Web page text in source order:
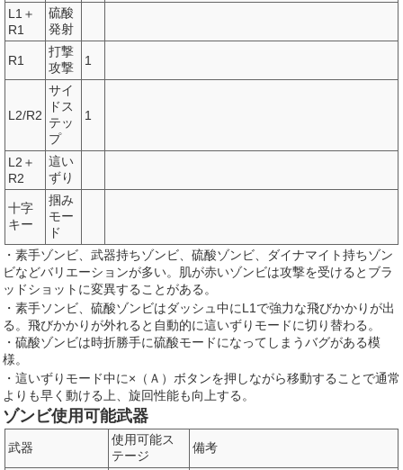
L1＋
R1
硫酸
発射
R1
打撃
攻撃
1
L2/R2
サイ
ドス
テッ
プ
1
L2＋
R2
這い
ずり
十字
キー
掴み
モー
ド
・素手ゾンビ、武器持ちゾンビ、硫酸ゾンビ、ダイナマイト持ちゾン
ビなどバリエーションが多い。肌が赤いゾンビは攻撃を受けるとブラ
ッドショットに変異することがある。
・素手ソンビ、硫酸ゾンビはダッシュ中にL1で強力な飛びかかりが出
る。飛びかかりが外れると自動的に這いずりモードに切り替わる。
・硫酸ゾンビは時折勝手に硫酸モードになってしまうバグがある模
様。
・這いずりモード中に×（Ａ）ボタンを押しながら移動することで通常
よりも早く動ける上、旋回性能も向上する。
ゾンビ使用可能武器
武器
使用可能ス
テージ
備考